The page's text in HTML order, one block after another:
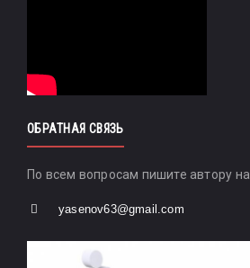
ОБРАТНАЯ СВЯЗЬ
По всем вопросам пишите автору
yasenov63@gmail.com